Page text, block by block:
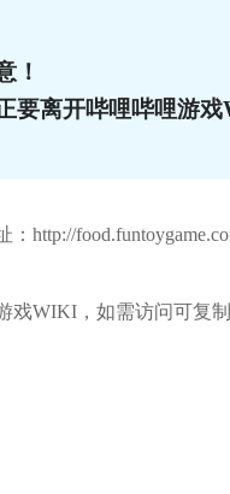
！
要离开哔哩哔哩游
： http://
戏WIKI，如需访问可复